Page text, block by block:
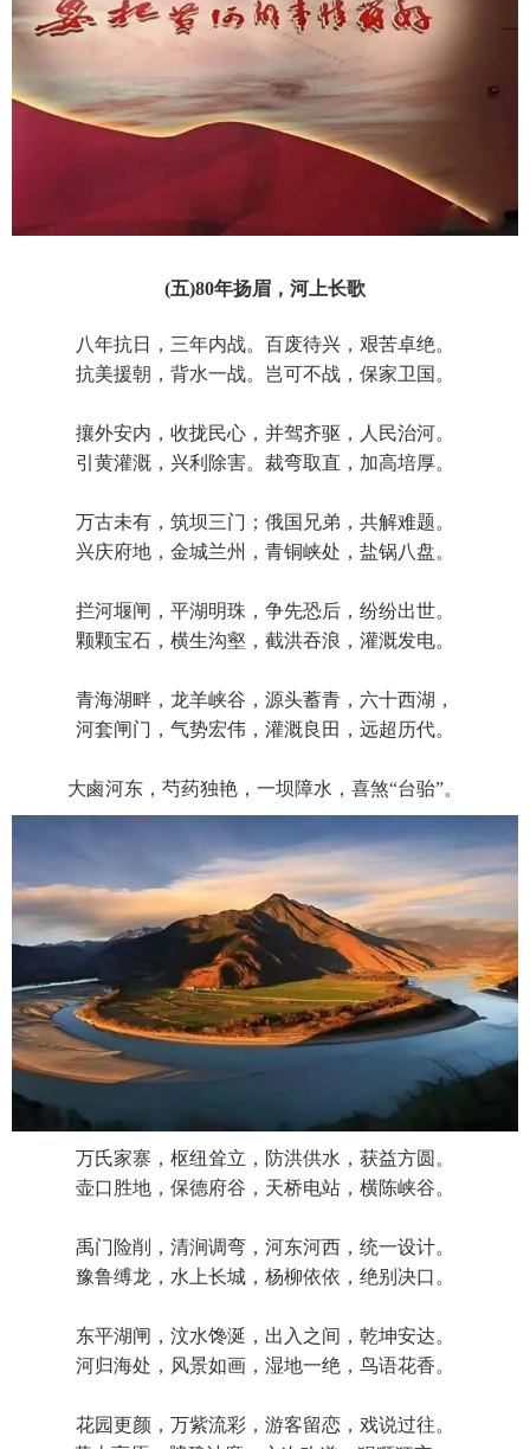
(五)80年扬眉，河上长歌
八年抗日，三年内战。百废待兴，艰苦卓绝。
抗美援朝，背水一战。岂可不战，保家卫国。
攘外安内，收拢民心，并驾齐驱，人民治河。
引黄灌溉，兴利除害。裁弯取直，加高培厚。
万古未有，筑坝三门；俄国兄弟，共解难题。
兴庆府地，金城兰州，青铜峡处，盐锅八盘。
拦河堰闸，平湖明珠，争先恐后，纷纷出世。
颗颗宝石，横生沟壑，截洪吞浪，灌溉发电。
青海湖畔，龙羊峡谷，源头蓄青，六十西湖，
河套闸门，气势宏伟，灌溉良田，远超历代。
大鹵河东，芍药独艳，一坝障水，喜煞“台骀”。
万氏家寨，枢纽耸立，防洪供水，获益方圆。
壶口胜地，保德府谷，天桥电站，横陈峡谷。
禹门险削，清涧调弯，河东河西，统一设计。
豫鲁缚龙，水上长城，杨柳依依，绝别决口。
东平湖闸，汶水馋涎，出入之间，乾坤安达。
河归海处，风景如画，湿地一绝，鸟语花香。
花园更颜，万紫流彩，游客留恋，戏说过往。